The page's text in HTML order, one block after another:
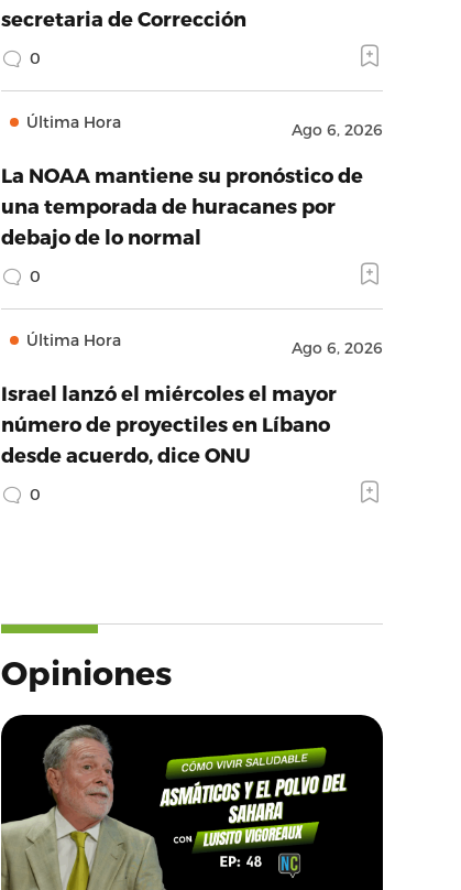
secretaria de Corrección
0
Última Hora Ago 6, 2026
La NOAA mantiene su pronóstico de
una temporada de huracanes por
debajo de lo normal
0
Última Hora Ago 6, 2026
Israel lanzó el miércoles el mayor
número de proyectiles en Líbano
desde acuerdo, dice ONU
0
Opiniones